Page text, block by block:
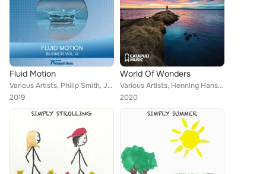
Fluid Motion
Various Artists, Philip Smith, Joshua Szweda, Will Christison, Mark Hatter, Louis Edlinger, Kenneth Bowley
2019
World Of Wonders
Various Artists, Henning Hansen, Michel Barengo, Max H, Bartosch Mccarthy, Mark Hatter, John Meredith
2020